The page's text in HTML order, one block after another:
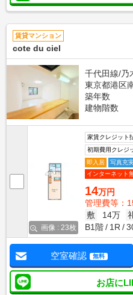
賃貸マンション
cote du ciel
千代田線/乃
東京都港区
築年数
建物階数
画像 : 23枚
家賃クレジット
初期費用クレジ
即入居
写真充
インターネット
14万円
管理費等：
敷
14万
B1階
1R
空室確認 無料
お店に